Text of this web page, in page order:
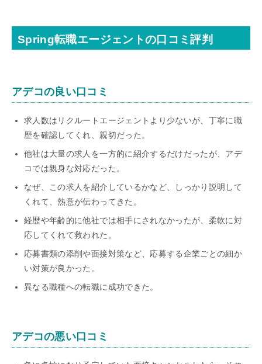
Spring転職エージェントの口コミ評判
アデコの良い口コミ
求人数はリクルートエージェントより少ないが、丁寧に職
歴を確認してくれ、親切だった。
他社は大量の求人を一方的に紹介するだけだったが、アデ
コでは親身な対応だった。
なぜ、この求人を紹介しているかなど、しっかり説明して
くれて、熱意が伝わってきた。
経歴や年齢的に他社では相手にされなかったが、柔軟に対
応してくれて救われた。
応募書類の添削や面接対策など、応募する企業ごとの細か
い対策が良かった。
異なる職種への転職に成功できた。
アデコの悪い口コミ